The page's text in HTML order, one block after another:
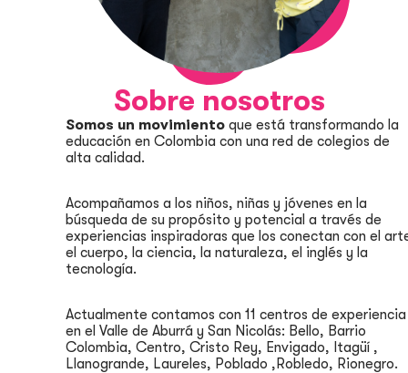
Sobre nosotros
Somos un movimiento que está transformando la
educación en Colombia con una red de colegios de
alta calidad.
Acompañamos a los niños, niñas y jóvenes en la
búsqueda de su propósito y potencial a través de
experiencias inspiradoras que los conectan con el
el cuerpo, la ciencia, la naturaleza, el inglés y la
tecnología.
Actualmente contamos con 11 centros de experiencia
en el Valle de Aburrá y San Nicolás: Bello, Barrio
Colombia, Centro, Cristo Rey, Envigado, Itagüí ,
Llanogrande, Laureles, Poblado ,Robledo, Rionegro.